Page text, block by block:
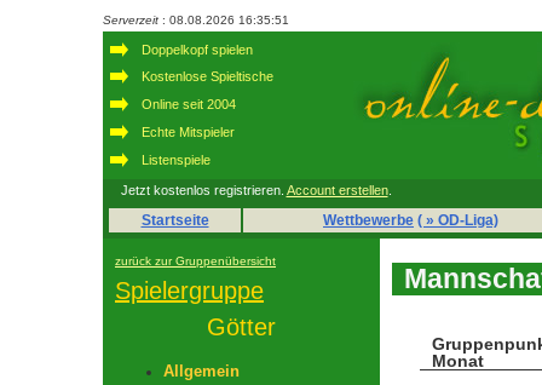
Serverzeit : 08.08.2026 16:35:51
Doppelkopf spielen
Kostenlose Spieltische
Online seit 2004
Echte Mitspieler
Listenspiele
Jetzt kostenlos registrieren. Account erstellen.
Startseite Wettbewerbe ( » OD-Liga)
zurück zur Gruppenübersicht
Spielergruppe
Götter
Allgemein
Monat